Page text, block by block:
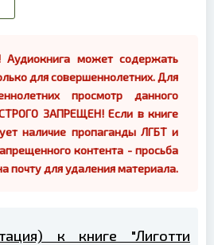
Аудиокнига может содержать
для совершеннолетних. Для
просмотр данного
ЗАПРЕЩЕН! Если в книге
наличие пропаганды ЛГБТ и
контента - просьба
почту для удаления материала.
к книге "Лиготти